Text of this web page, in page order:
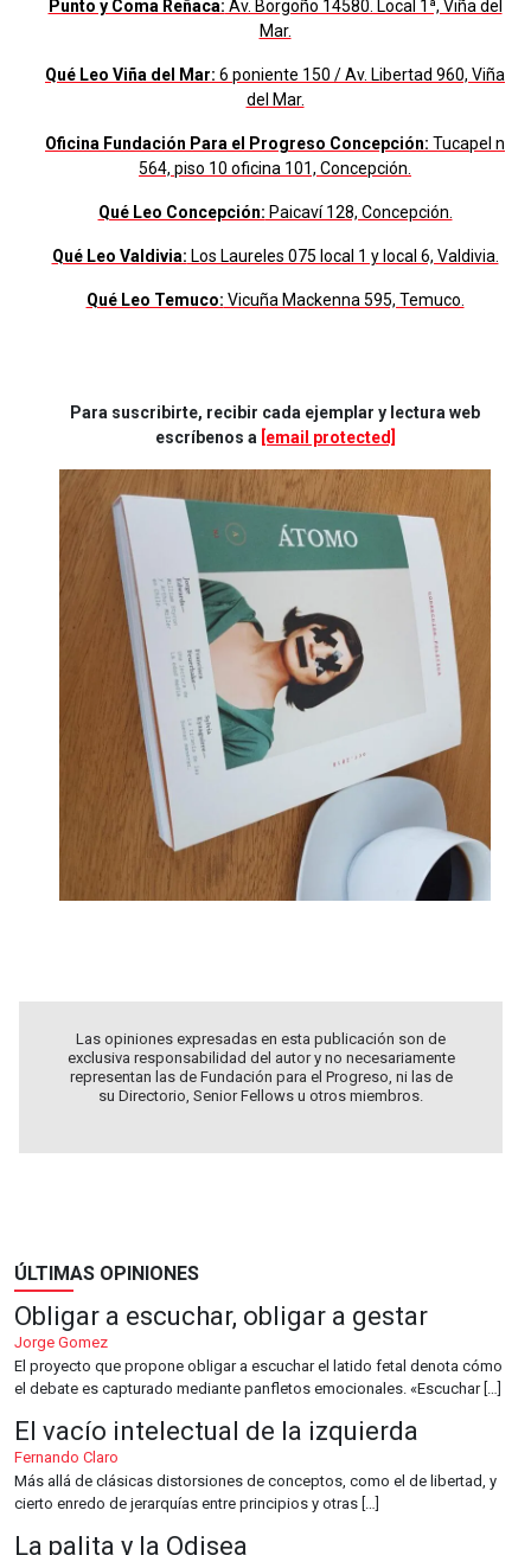
Punto y Coma Reñaca: Av. Borgoño 14580. Local 1ª, Viña del
Mar.
Qué Leo Viña del Mar: 6 poniente 150 / Av. Libertad 960, Viña
del Mar.
Oficina Fundación Para el Progreso Concepción: Tucapel n
564, piso 10 oficina 101, Concepción.
Qué Leo Concepción: Paicaví 128, Concepción.
Qué Leo Valdivia: Los Laureles 075 local 1 y local 6, Valdivia.
Qué Leo Temuco: Vicuña Mackenna 595, Temuco.
Para suscribirte, recibir cada ejemplar y lectura web
escríbenos a [email protected]
Las opiniones expresadas en esta publicación son de
exclusiva responsabilidad del autor y no necesariamente
representan las de Fundación para el Progreso, ni las de
su Directorio, Senior Fellows u otros miembros.
ÚLTIMAS OPINIONES
Obligar a escuchar, obligar a gestar
Jorge Gomez
El proyecto que propone obligar a escuchar el latido fetal denota cómo
el debate es capturado mediante panfletos emocionales. «Escuchar […]
El vacío intelectual de la izquierda
Fernando Claro
Más allá de clásicas distorsiones de conceptos, como el de libertad, y
cierto enredo de jerarquías entre principios y otras […]
La palita y la Odisea